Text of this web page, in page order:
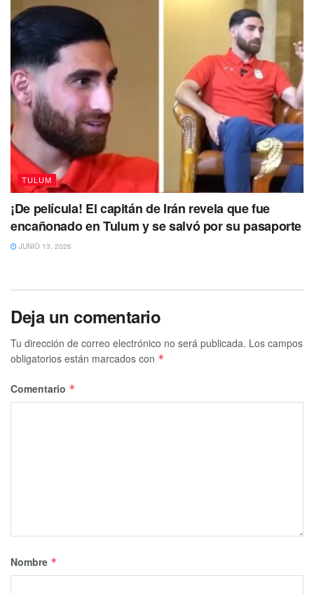
TULUM
¡De película! El capitán de Irán revela que fue
encañonado en Tulum y se salvó por su pasaporte
JUNIO 13, 2026
Deja un comentario
Tu dirección de correo electrónico no será publicada. Los campos
obligatorios están marcados con *
Comentario *
Nombre *